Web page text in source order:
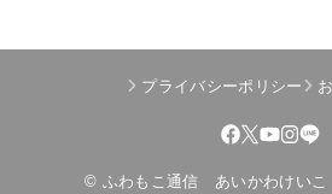
プライバシーポリシー
© ふわもこ通信 あいかわけい